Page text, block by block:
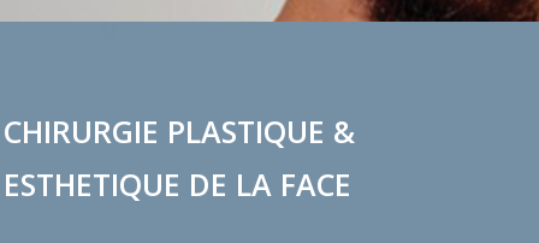
CHIRURGIE PLASTIQUE &
ESTHETIQUE DE LA FACE